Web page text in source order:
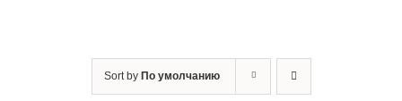
Sort by По умолчанию